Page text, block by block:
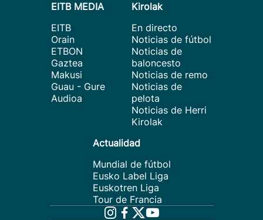
EITB MEDIA
EITB
Orain
ETBON
Gaztea
Makusi
Guau - Gure
Audioa
Kirolak
En directo
Noticias de fútbol
Noticias de
baloncesto
Noticias de remo
Noticias de
pelota
Noticias de Herri
Kirolak
Actualidad
Mundial de fútbol
Eusko Label Liga
Euskotren Liga
Tour de Francia